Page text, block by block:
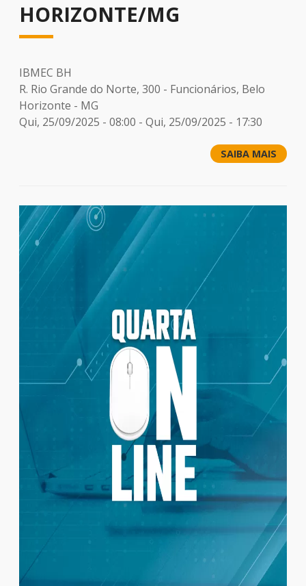
HORIZONTE/MG
IBMEC BH
R. Rio Grande do Norte, 300 - Funcionários, Belo
Horizonte - MG
Qui, 25/09/2025 - 08:00 - Qui, 25/09/2025 - 17:30
SAIBA MAIS